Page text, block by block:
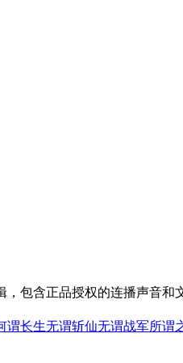
包含正品授权的连播声音和
谓长生无谓斩仙无谓战军所谓